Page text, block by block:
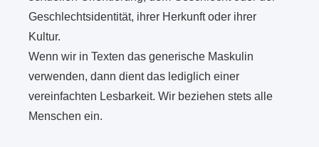
Geschlechtsidentität, ihrer Herkunft oder ihrer
Kultur.
Wenn wir in Texten das generische Maskulin
verwenden, dann dient das lediglich einer
vereinfachten Lesbarkeit. Wir beziehen stets alle
Menschen ein.